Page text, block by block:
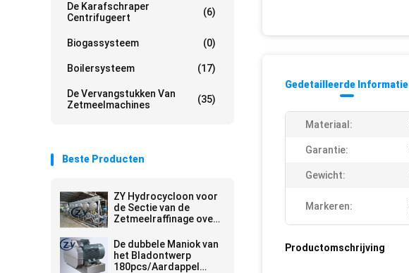
De Karafschraper
Centrifugeert
(6)
Biogassysteem (0)
Boilersysteem (17)
De Vervangstukken Van
Zetmeelmachines
(35)
Beste Producten
ZY Hydrocycloon voor
de Sectie van de
Zetmeelraffinage over
Maniokzetmeel wordt
gebruikt
De dubbele Maniok van
het Bladontwerp
180pcs/Aardappel
Gedetailleerde Informatie
Materiaal:
Garantie:
Gewicht:
Markeren:
Productomschrijving